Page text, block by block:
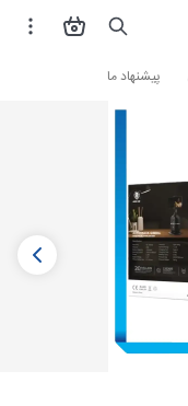
پیشنهاد مامحتوا تجهیزات نگهدارنده